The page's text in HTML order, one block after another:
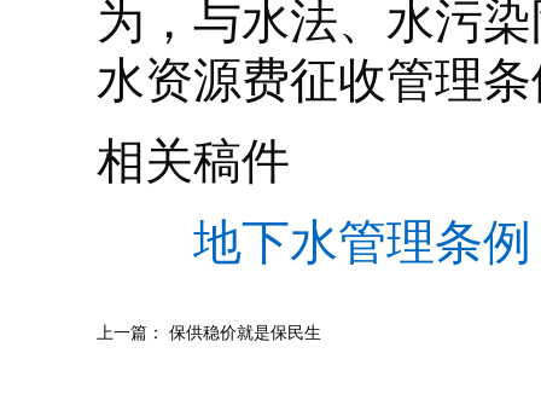
为，与水法、水污
水资源费征收管理
相关稿件
地下水管理条例
上一篇： 保供稳价就是保民生